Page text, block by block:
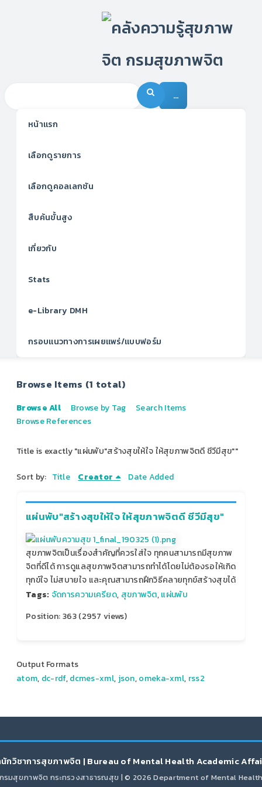
…
หน้าแรก
เลือกดูรายการ
เลือกดูคอลเลกชัน
สืบค้นขั้นสูง
เกี่ยวกับ
Stats
e-Library DMH
กรอบแนวทางการเผยแพร่/แบบฟอร์ม
Browse Items (1 total)
Browse All Browse by Tag
Search Items
Browse References
Title is exactly "แผ่นพับ"สร้างสุขให้ใจ ให้สุขภาพจิตดี ชีวีมีสุข""
Sort by: Title Creator Date Added
แผ่นพับ"สร้างสุขให้ใจ ให้สุขภาพจิตดี ชีวีมีสุข"
สุขภาพจิตเป็นเรื่องสำคัญที่ควรใส่ใจ ทุกคนสามารถมีสุขภาพ
จิตที่ดีได้ การดูแลสุขภาพจิตสามารถทำได้โดยไม่ต้องรอให้เกิด
ทุกข์ใจ ไม่สบายใจ และคุณสามารถฝึกวิธีคลายทุกข์สร้างสุขได้
Tags: จัดการความเครียด, สุขภาพจิต,แผ่นพับ
Position:363(2957 views)
Output Formats
atom, dc-rdf,dcmes-xml, json,omeka-xml, rss2
กวิชาการสุขภาพจิต | Bureau of Mental Health Academic
รมสุขภาพจิต กระทรวงสาธารณสุข | © 2026 Department of Mental